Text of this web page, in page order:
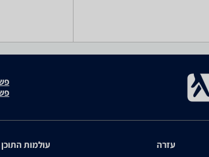
עזרה עולמות